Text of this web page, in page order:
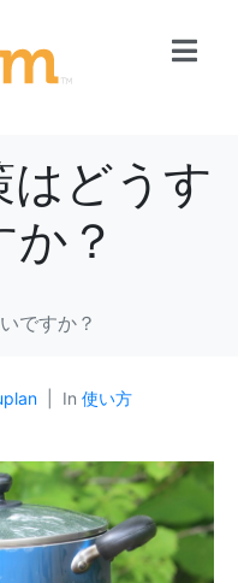
どうす
？
ですか？
In 使い方